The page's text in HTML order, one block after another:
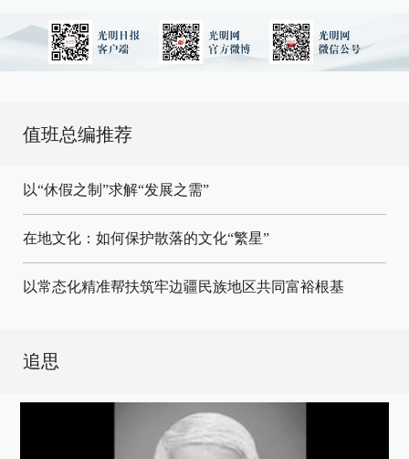
值班总编推荐
以“休假之制”求解“发展之需”
在地文化：如何保护散落的文化“繁星”
以常态化精准帮扶筑牢边疆民族地区共同富裕根基
追思